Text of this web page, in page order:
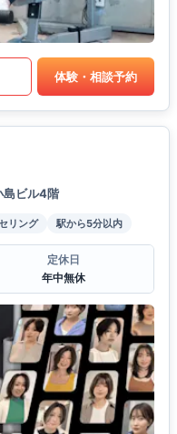
体験・相談予約
島ビル4階
リング 駅から5分以内
定休日
年中無休